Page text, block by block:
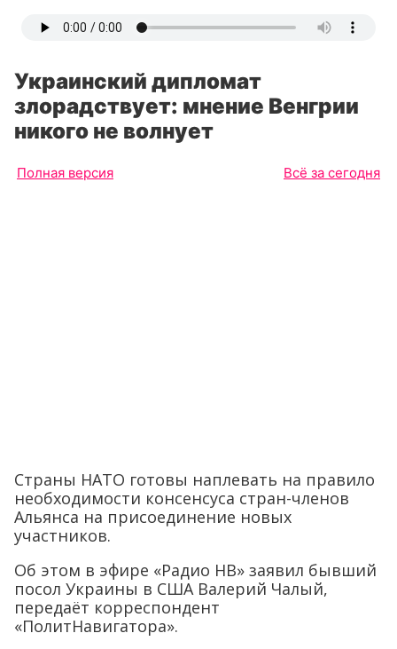
Украинский дипломат
злорадствует: мнение Венгрии
никого не волнует
Полная версия Всё за сегодня
Страны НАТО готовы наплевать на правило
необходимости консенсуса стран-членов
Альянса на присоединение новых
участников.
Об этом в эфире «Радио НВ» заявил бывший
посол Украины в США Валерий Чалый,
передаёт корреспондент
«ПолитНавигатора».